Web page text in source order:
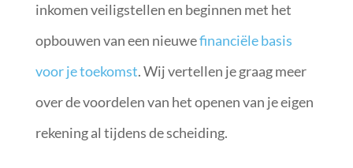
inkomen veiligstellen en beginnen met het
opbouwen van een nieuwefinanciële basis
voor je toekomst. Wij vertellen je graag meer
over de voordelen van het openen van je eigen
rekening al tijdens de scheiding.